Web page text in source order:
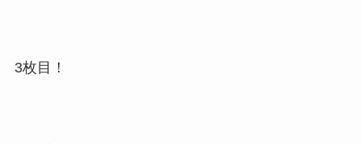
3枚目！